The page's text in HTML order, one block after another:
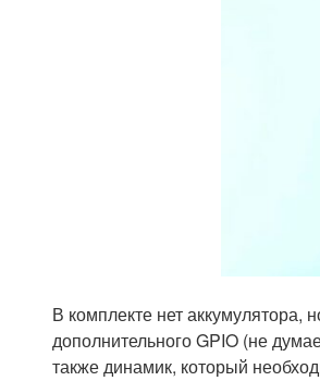
В комплекте нет аккумулятора,
дополнительного GPIO (не
также динамик, который